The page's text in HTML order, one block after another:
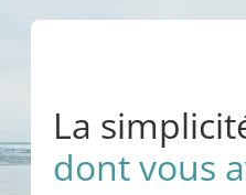
La
dont vous